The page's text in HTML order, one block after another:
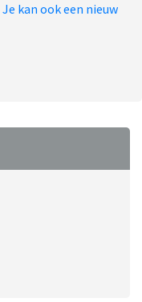
Je kan ook een nieuw